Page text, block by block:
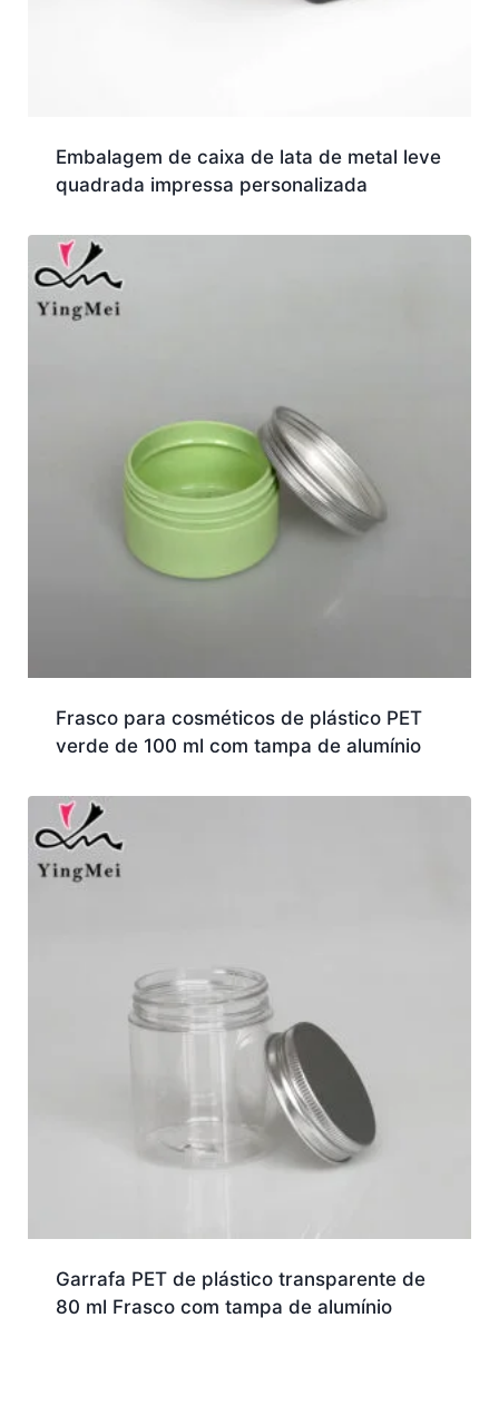
Embalagem de caixa de lata de metal leve
quadrada impressa personalizada
Frasco para cosméticos de plástico PET
verde de 100 ml com tampa de alumínio
Garrafa PET de plástico transparente de
80 ml Frasco com tampa de alumínio